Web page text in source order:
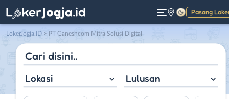
Pasang
Gelap
LokerJogja.ID > PT Ganeshcom Mitra Solusi Digital
Lokasi Lulusan